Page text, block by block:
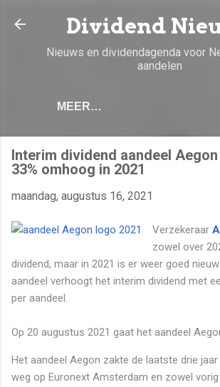
Doorgaan naar
Dividend
Nieuws en dividendagenda voor
aandelen
MEER…
Interim dividend aandeel
33% omhoog in 2021
maandag, augustus 16, 2021
Verzekeraar
zowel over
dividend, maar in 2021 is er weer goed
aandeel verhoogt het interim dividend met
per aandeel.
Op 20 augustus 2021 gaat het aandeel
Het aandeel Aegon zakte de laatste drie
weg op Euronext Amsterdam en zowel